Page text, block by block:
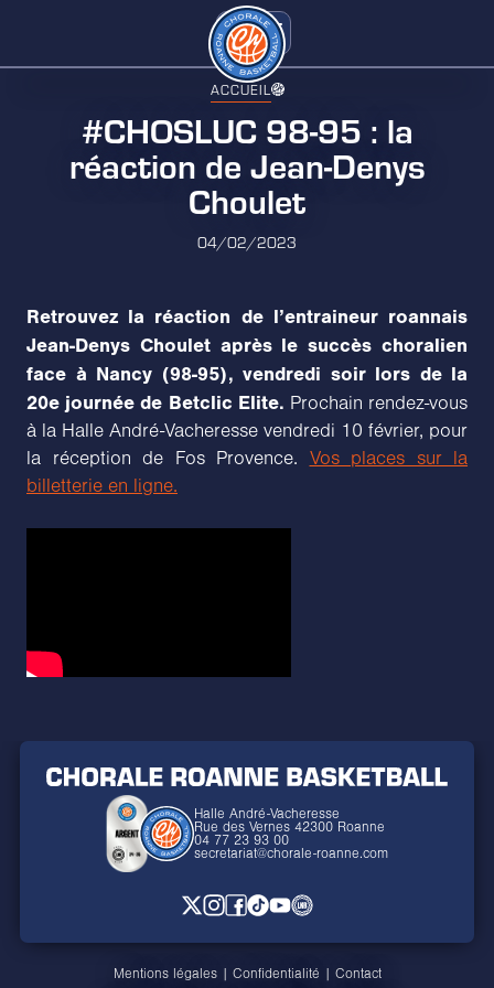
ACCUEIL
#CHOSLUC 98-95 : la
réaction de Jean-Denys
Choulet
04/02/2023
Retrouvez la réaction de l’entraineur roannais
Jean-Denys Choulet après le succès choralien
face à Nancy (98-95), vendredi soir lors de la
20e journée de Betclic Elite. Prochain rendez-vous
à la Halle André-Vacheresse vendredi 10 février, pour
la réception de Fos Provence. Vos places sur la
billetterie en ligne.
Halle André-Vacheresse
Rue des Vernes 42300 Roanne
04 77 23 93 00
secretariat@chorale-roanne.com
Mentions légales| Confidentialité | Contact